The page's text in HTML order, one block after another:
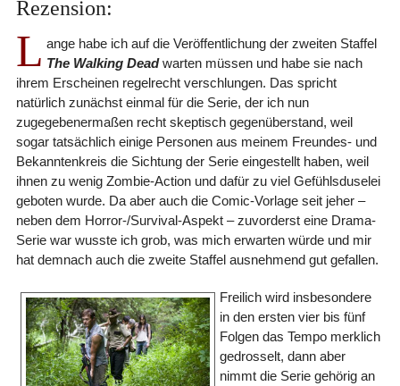
Rezension:
L ange habe ich auf die Veröffentlichung der zweiten Staffel
The Walking Deadwarten müssen und habe sie nach
ihrem Erscheinen regelrecht verschlungen. Das spricht
natürlich zunächst einmal für die Serie, der ich nun
zugegebenermaßen recht skeptisch gegenüberstand, weil
sogar tatsächlich einige Personen aus meinem Freundes- und
Bekanntenkreis die Sichtung der Serie eingestellt haben, weil
ihnen zu wenig Zombie-Action und dafür zu viel Gefühlsduselei
geboten wurde. Da aber auch die Comic-Vorlage seit jeher –
neben dem Horror-/Survival-Aspekt – zuvorderst eine Drama-
Serie war wusste ich grob, was mich erwarten würde und mir
hat demnach auch die zweite Staffel ausnehmend gut gefallen.
Freilich wird insbesondere
in den ersten vier bis fünf
Folgen das Tempo merklich
gedrosselt, dann aber
nimmt die Serie gehörig an